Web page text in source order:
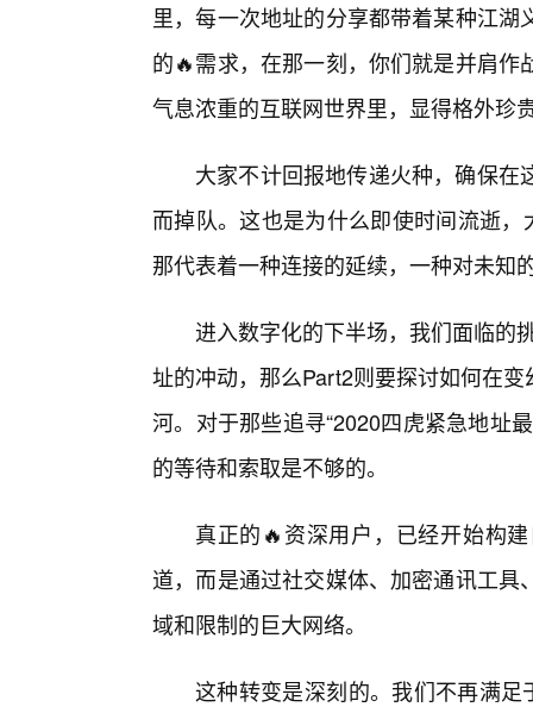
里，每一次地址的分享都带着某种江
的🔥需求，在那一刻，你们就是并肩
气息浓重的互联网世界里，显得格外珍
大家不计回报地传递火种，确保
而掉队。这也是为什么即使时间流逝
那代表着一种连接的延续，一种对未知
进入数字化的下半场，我们面临的
址的冲动，那么Part2则要探讨如何在
河。对于那些追寻“2020四虎紧急地址
的等待和索取是不够的。
真正的🔥资深用户，已经开始构
道，而是通过社交媒体、加密通讯工
域和限制的巨大网络。
这种转变是深刻的。我们不再满足